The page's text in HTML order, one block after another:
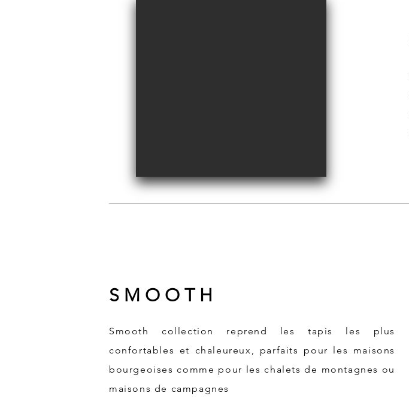
S M O O T H
Smooth collection reprend les tapis les plus
confortables et chaleureux, parfaits pour les maisons
bourgeoises comme pour les chalets de montagnes ou
maisons de campagnes